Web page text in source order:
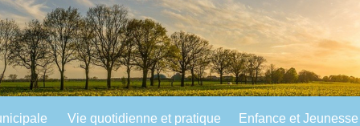
Vie quotidienne et pratique Enfance et Jeunesse